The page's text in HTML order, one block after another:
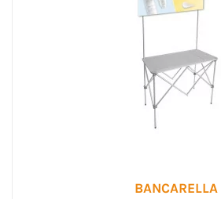
BANCARELLA